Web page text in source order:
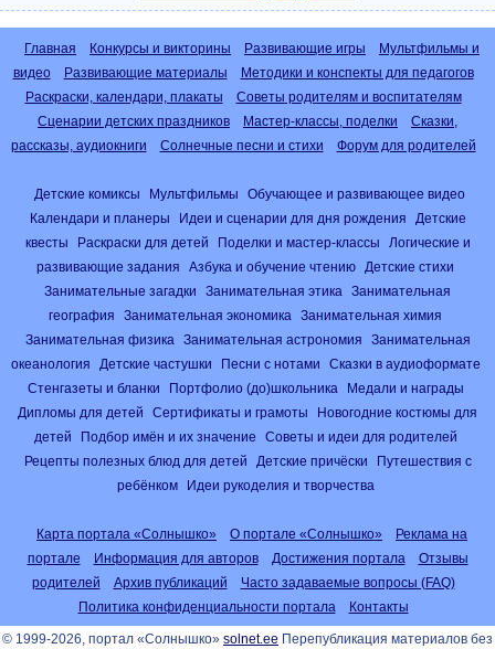
Главная Конкурсы и викторины Развивающие игры
Мультфильмы и
видео
Развивающие материалы
Методики и конспекты для педагогов
Раскраски, календари, плакаты
Советы родителям и воспитателям
Сценарии детских праздников
Мастер-классы, поделки
Сказки,
рассказы, аудиокниги
Солнечные песни и стихи Форум для родителей
Детские комиксы Мультфильмы
Обучающее и развивающее видео
Календари и планеры
Идеи и сценарии для дня рождения
Детские
квесты
Раскраски для детей Поделки и мастер-классы
Логические и
развивающие задания
Азбука и обучение чтению
Детские стихи
Занимательные загадки
Занимательная этика
Занимательная
география
Занимательная экономика
Занимательная химия
Занимательная физика
Занимательная астрономия
Занимательная
океанология
Детские частушки Песни с нотами
Сказки в аудиоформате
Стенгазеты и бланки
Портфолио (до)школьника
Медали и награды
Дипломы для детей
Сертификаты и грамоты
Новогодние костюмы для
детей
Подбор имён и их значение
Советы и идеи для родителей
Рецепты полезных блюд для детей
Детские причёски
Путешествия с
ребёнком
Идеи рукоделия и творчества
Карта портала «Солнышко» О портале «Солнышко»
Реклама на
портале
Информация для авторов Достижения портала
Отзывы
родителей
Архив публикаций
Часто задаваемые вопросы (FAQ)
Политика конфиденциальности портала
Контакты
© 1999-2026, портал «Солнышко» solnet.ee Перепубликация материалов без